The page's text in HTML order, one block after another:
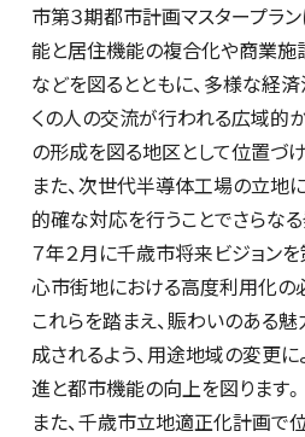
市第３期都市計画マスタープラ
能と居住機能の複合化や商業施
などを図るとともに、多様な経
くの人の交流が行われる広域的
の形成を図る地区として位置づけ
また、次世代半導体工場の立地
的確な対応を行うことでさらな
７年２月に千歳市将来ビジョン
心市街地における高度利用化の
これらを踏まえ、賑わいのある
成されるよう、用途地域の変更
進と都市機能の向上を図ります。
また、千歳市立地適正化計画で